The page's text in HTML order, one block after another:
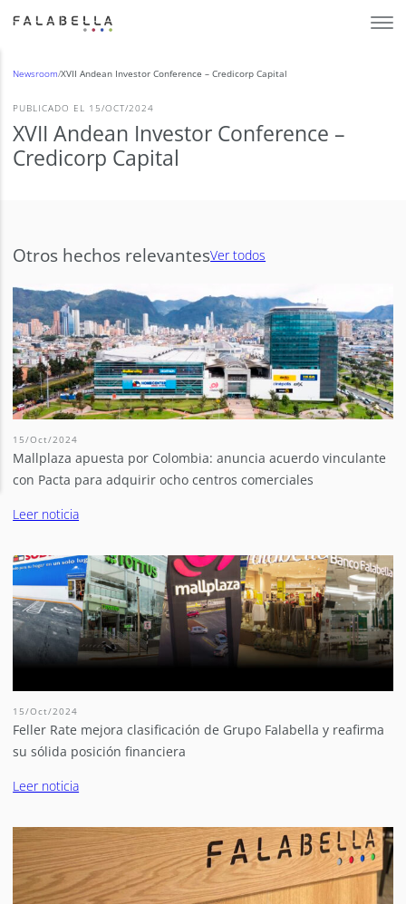
Newsroom/XVII Andean Investor Conference – Credicorp Capital
PUBLICADO EL 15/OCT/2024
XVII Andean Investor Conference –
Credicorp Capital
Otros hechos relevantesVer todos
15/Oct/2024
Mallplaza apuesta por Colombia: anuncia acuerdo vinculante
con Pacta para adquirir ocho centros comerciales
Leer noticia
15/Oct/2024
Feller Rate mejora clasificación de Grupo Falabella y reafirma
su sólida posición financiera
Leer noticia